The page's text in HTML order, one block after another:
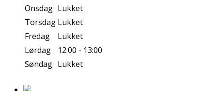
Onsdag Lukket
Torsdag Lukket
Fredag
Lukket
Lørdag
12:00 - 13:00
Søndag Lukket